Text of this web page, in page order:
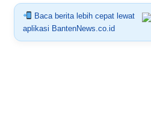
Baca berita lebih cepat lewat
aplikasi BantenNews.co.id